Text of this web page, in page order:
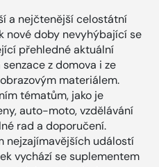
a nejčtenější celostátní
nové doby nevyhýbající se
přehledné aktuální
z domova i ze
materiálem.
tématům, jako je
auto-moto, vzdělávání
rad a doporučení.
nejzajímavějších událostí
vychází se suplementem